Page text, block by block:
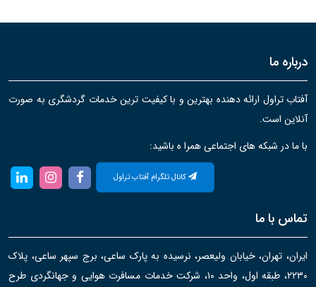
درباره ما
آفتاب تراول ارائه دهنده بهترین و با کیفیت ترین خدمات گردشگری به صورت
آنلاین است.
با ما در شبکه های اجتماعی همرا ه باشید:
کانال تلگرام آفتاب تراول
تماس با ما
ایران، تهران، خیابان ولیعصر، نرسیده به پارک ساعی، برج سپهر ساعی، پلاک
۲۲۳۰، طبقه اول، واحد ۱۰، شرکت خدمات مسافرت هوایی و جهانگردی طرح